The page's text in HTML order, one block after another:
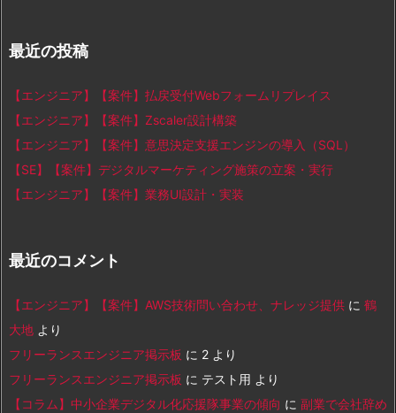
最近の投稿
【エンジニア】【案件】払戻受付Webフォームリプレイス
【エンジニア】【案件】Zscaler設計構築
【エンジニア】【案件】意思決定支援エンジンの導入（SQL）
【SE】【案件】デジタルマーケティング施策の立案・実行
【エンジニア】【案件】業務UI設計・実装
最近のコメント
【エンジニア】【案件】AWS技術問い合わせ、ナレッジ提供 に 鶴
大地 より
フリーランスエンジニア掲示板 に 2 より
フリーランスエンジニア掲示板 に テスト用 より
【コラム】中小企業デジタル化応援隊事業の傾向 に 副業で会社辞め